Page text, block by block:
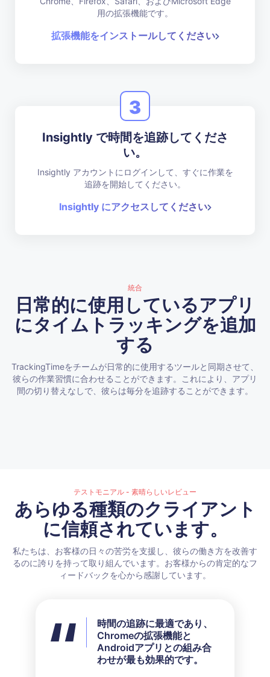
用の拡張機能です。
拡張機能をインストールしてください
3
Insightly で時間を追跡してくださ
い。
Insightly アカウントにログインして、すぐに作業を
追跡を開始してください。
Insightly にアクセスしてください
統合
日常的に使用しているアプリ
にタイムトラッキングを追加
する
TrackingTimeをチームが日常的に使用するツールと同期させて、
彼らの作業習慣に合わせることができます。これにより、アプリ
間の切り替えなしで、彼らは毎分を追跡することができます。
テストモニアル - 素晴らしいレビュー
あらゆる種類のクライアント
に信頼されています。
私たちは、お客様の日々の苦労を支援し、彼らの働き方を改善す
るのに誇りを持って取り組んでいます。お客様からの肯定的なフ
ィードバックを心から感謝しています。
時間の追跡に最適であり、
Chromeの拡張機能と
Androidアプリとの組み合
わせが最も効果的です。
すべての利用可能な機能を
使用していませんが、私の
ニーズには完璧に合ってい
ました。彼らのカスタマー